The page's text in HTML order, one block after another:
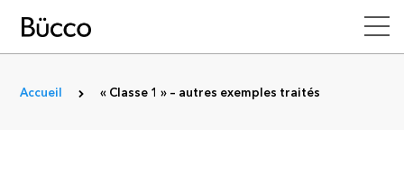
Accueil « Classe 1 » – autres exemples traités